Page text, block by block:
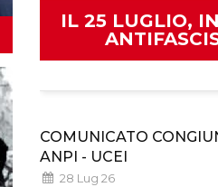
IL 25 LUGLIO,
COMUNICATO
ANPI - UCEI
28 Lug 26